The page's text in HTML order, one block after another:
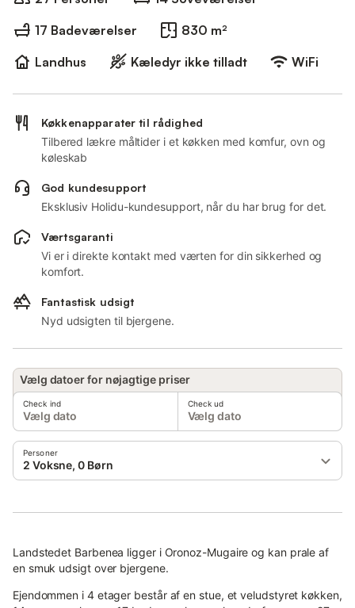
17 Badeværelser
830 m²
Landhus
Kæledyr ikke tilladt WiFi
Køkkenapparater til rådighed
Tilbered lækre måltider i et køkken med komfur, ovn og
køleskab
God kundesupport
Eksklusiv Holidu-kundesupport, når du har brug for det.
Værtsgaranti
Vi er i direkte kontakt med værten for din sikkerhed og
komfort.
Fantastisk udsigt
Nyd udsigten til bjergene.
Vælg datoer for nøjagtige priser
Check ind
Vælg dato
Check ud
Vælg dato
Personer
2 Voksne, 0 Børn
Landstedet Barbenea ligger i Oronoz-Mugaire og kan prale af
en smuk udsigt over bjergene.
Ejendommen i 4 etager består af en stue, et veludstyret køkken,